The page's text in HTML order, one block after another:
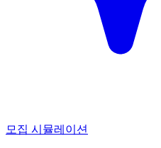
모집 시뮬레이션